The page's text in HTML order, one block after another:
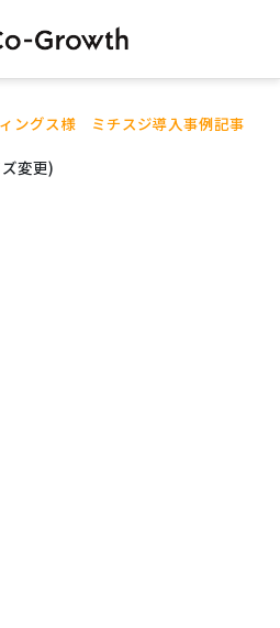
ングス様 ミチスジ導入事例記事
変更)